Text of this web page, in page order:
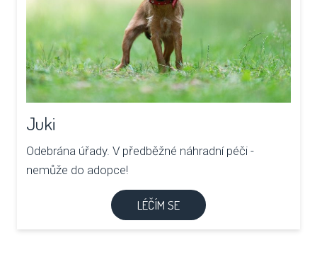
Juki
Odebrána úřady. V předběžné náhradní péči -
nemůže do adopce!
LÉČÍM SE